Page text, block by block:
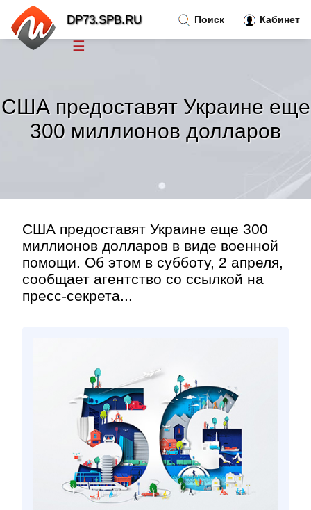
США предоставят Украине еще
300 миллионов долларов
США предоставят Украине еще 300
миллионов долларов в виде военной
помощи. Об этом в субботу, 2 апреля,
сообщает агентство со ссылкой на
пресс-секрета...
Поиск Кабинет
DP73.SPB.RU
☰
Тренды новостей»
Правила»
Контакт»